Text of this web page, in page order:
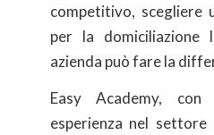
competitivo, scegliere
per la domiciliazione
azienda può fare la
Easy Academy,
esperienza nel settore